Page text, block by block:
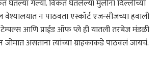
घेतल्या गेल्या. विकत घेतलेल्या मुलींना दिल्लीच्या
न पाठवता एस्कॉर्ट एजन्सीजच्या हवाली
आणि प्राईड ऑफ प्ले ही यातली तरबेज मंडळी
असताना त्यांच्या ग्राहकाकडे पाठवलं जायचं.